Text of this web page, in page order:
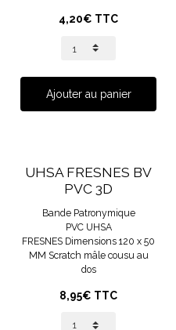
4,20€ TTC
Ajouter au panier
UHSA FRESNES BV
PVC 3D
Bande Patronymique
PVC UHSA
FRESNES Dimensions 120 x 50
MM Scratch mâle cousu au
dos
8,95€ TTC